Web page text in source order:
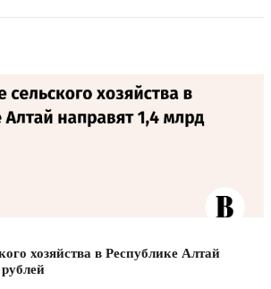
хозяйства в Республике Алтай